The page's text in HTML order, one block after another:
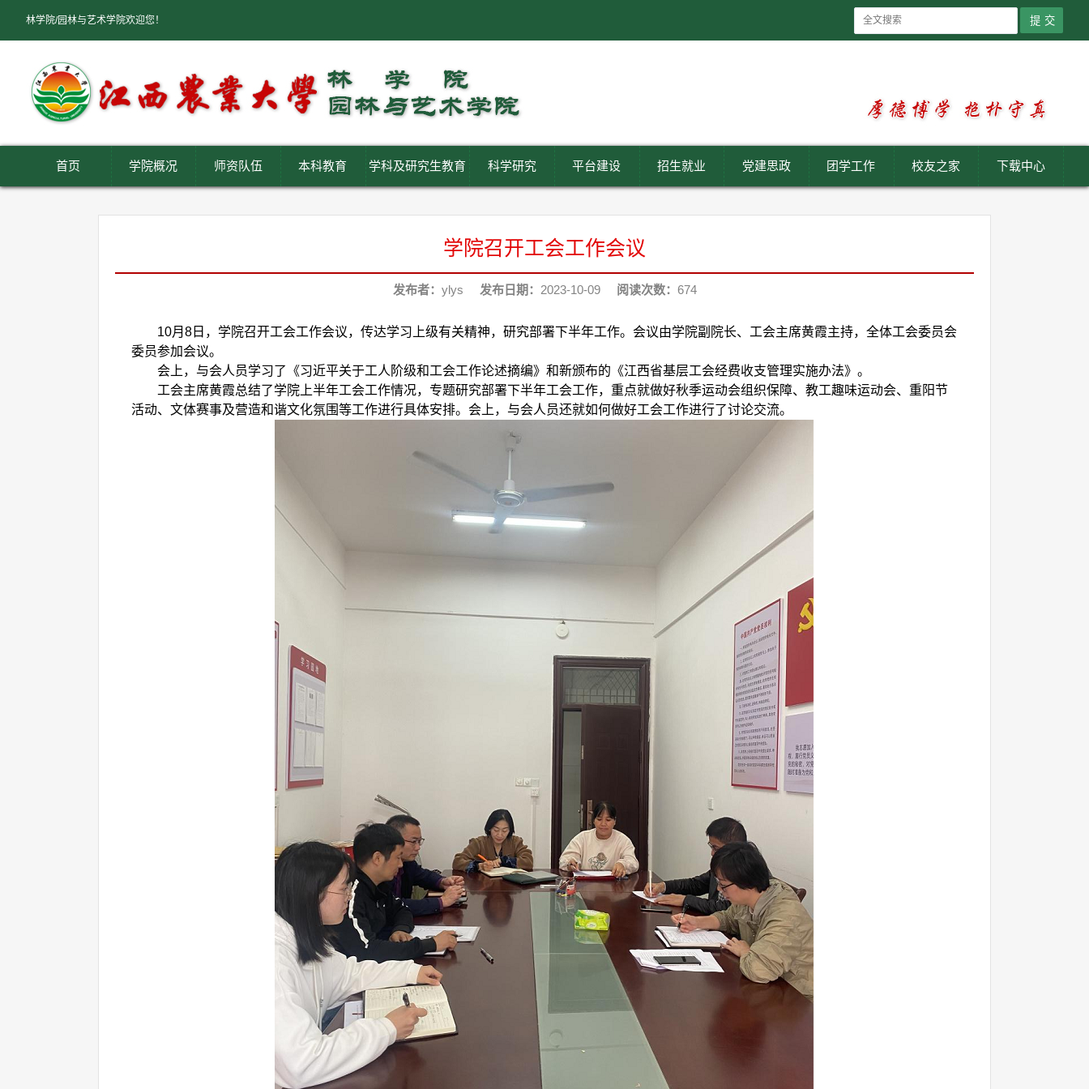
林学院/园林与艺术学院欢迎您！
首页 学院概况 师资队伍 本科教育 学科及研究生教育 科学研究 平台建设 招生就业 党建思政 团学工作 校友之家 下载中心
学院召开工会工作会议
发布者： ylys 发布日期： 2023-10-09 阅读次数： 674
10月8日，学院召开工会工作会议，传达学习上级有关精神，研究部署下半年工作。会议由学院副院长、工会主席黄霞主持，全体工会委员会
委员参加会议。
会上，与会人员学习了《习近平关于工人阶级和工会工作论述摘编》和新颁布的《江西省基层工会经费收支管理实施办法》。
工会主席黄霞总结了学院上半年工会工作情况，专题研究部署下半年工会工作，重点就做好秋季运动会组织保障、教工趣味运动会、重阳节
活动、文体赛事及营造和谐文化氛围等工作进行具体安排。会上，与会人员还就如何做好工会工作进行了讨论交流。